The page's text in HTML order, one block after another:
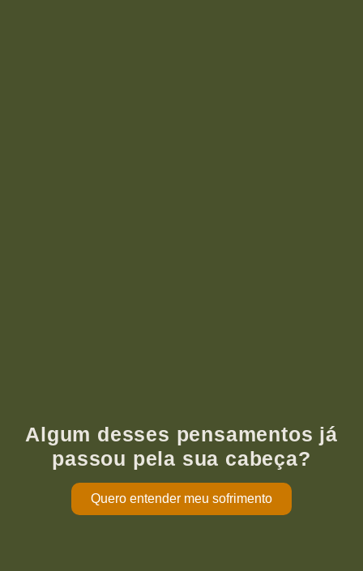
Algum desses pensamentos já
passou pela sua cabeça?
Quero entender meu sofrimento